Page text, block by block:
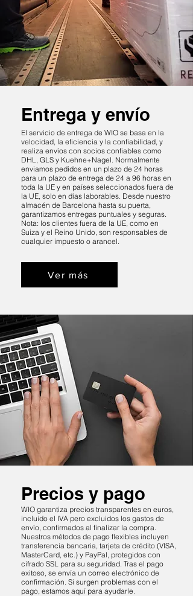
Entrega y envío
El servicio de entrega de WIO se basa en la
velocidad, la eficiencia y la confiabilidad, y
realiza envíos con socios confiables como
DHL, GLS y Kuehne+Nagel. Normalmente
enviamos pedidos en un plazo de 24 horas
para un plazo de entrega de 24 a 96 horas en
toda la UE y en países seleccionados fuera de
la UE, solo en días laborables. Desde nuestro
almacén de Barcelona hasta su puerta,
garantizamos entregas puntuales y seguras.
Nota: los clientes fuera de la UE, como en
Suiza y el Reino Unido, son responsables de
cualquier impuesto o arancel.
Ver más
Precios y pago
WIO garantiza precios transparentes en euros,
incluido el IVA pero excluidos los gastos de
envío, confirmados al finalizar la compra.
Nuestros métodos de pago flexibles incluyen
transferencia bancaria, tarjeta de crédito (VISA,
MasterCard, etc.) y PayPal, protegidos con
cifrado SSL para su seguridad. Tras el pago
exitoso, se envía un correo electrónico de
confirmación. Si surgen problemas con el
pago, estamos aquí para ayudarle.